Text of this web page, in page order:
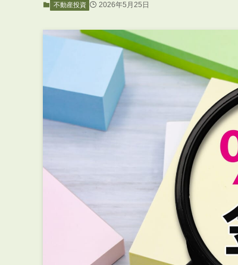
不動産投資 2026年5月25日